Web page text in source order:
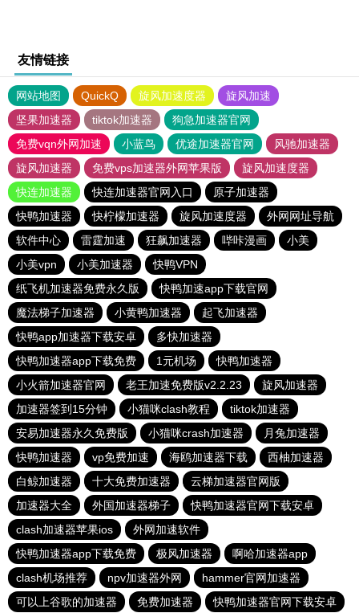
友情链接
网站地图 QuickQ 旋风加速度器
旋风加速
坚果加速器
tiktok加速器
狗急加速器官网
免费vqn外网加速
小蓝鸟 优途加速器官网
风驰加速器
旋风加速器
免费vps加速器外网苹果版
旋风加速度器
快连加速器
快连加速器官网入口
原子加速器
快鸭加速器
快柠檬加速器 旋风加速度器
外网网址导航
软件中心
雷霆加速 狂飙加速器 哔咔漫画
小美
小美vpn
小美加速器
快鸭VPN
纸飞机加速器免费永久版
快鸭加速app下载官网
魔法梯子加速器
小黄鸭加速器
起飞加速器
快鸭app加速器下载安卓
多快加速器
快鸭加速器app下载免费
1元机场
快鸭加速器
小火箭加速器官网
老王加速免费版v2.2.23
旋风加速器
加速器签到15分钟
小猫咪clash教程
tiktok加速器
安易加速器永久免费版
小猫咪crash加速器
月兔加速器
快鸭加速器
vp免费加速 海鸥加速器下载
西柚加速器
白鲸加速器
十大免费加速器
云梯加速器官网版
加速器大全
外国加速器梯子
快鸭加速器官网下载安卓
clash加速器苹果ios
外网加速软件
快鸭加速器app下载免费
极风加速器
啊哈加速器app
clash机场推荐
npv加速器外网
hammer官网加速器
可以上谷歌的加速器
免费加速器 快鸭加速器官网下载安卓